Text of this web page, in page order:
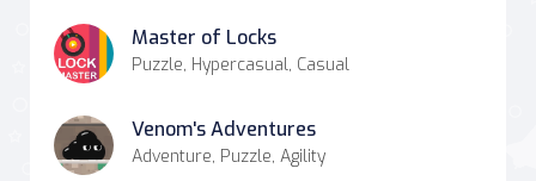
Master of Locks
Puzzle, Hypercasual, Casual
Venom's Adventures
Adventure, Puzzle, Agility